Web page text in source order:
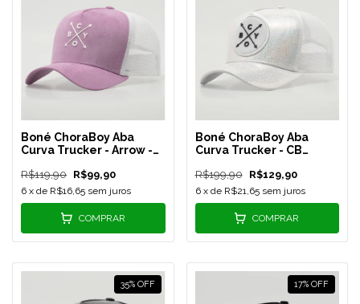
Boné ChoraBoy Aba
Curva Trucker - Arrow -
R$119,90 R$99,90
6 x de R$16,65 sem juros
COMPRAR
Boné ChoraBoy Aba
Curva Trucker - CB
Holográfico - REF 60
R$199,90 R$129,90
6 x de R$21,65 sem juros
COMPRAR
35% OFF 17% OFF